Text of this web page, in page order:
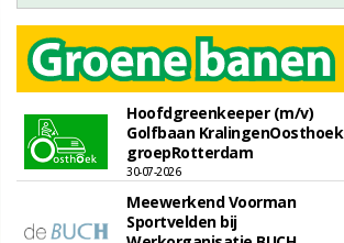
Hoofdgreenkeeper (m/v)
Golfbaan KralingenOosthoek
groepRotterdam
30-07-2026
Meewerkend Voorman
Sportvelden bij